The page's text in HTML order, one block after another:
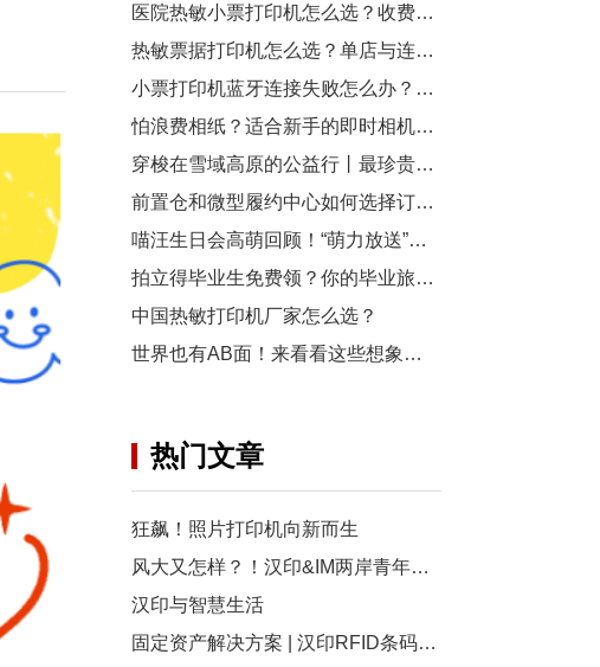
医院热敏小票打印机怎么选？收费窗口、药房以及诊室选型指南
热敏票据打印机怎么选？单店与连锁门店选型对比
小票打印机蓝牙连接失败怎么办？从配对到断连7步排查
怕浪费相纸？适合新手的即时相机推荐
穿梭在雪域高原的公益行丨最珍贵的“礼物”，是让孩子看见远方
前置仓和微型履约中心如何选择订单小票打印机？
喵汪生日会高萌回顾！“萌力放送”请查收~
拍立得毕业生免费领？你的毕业旅行照，也有机会上「三影堂」影展了！
中国热敏打印机厂家怎么选？
世界也有AB面！来看看这些想象力拉满的拍立得作品~
热门文章
狂飙！照片打印机向新而生
风大又怎样？！汉印&IM两岸青年影展，见证创意的微光绽放！
汉印与智慧生活
固定资产解决方案 | 汉印RFID条码打印机在同济医院的广泛应用